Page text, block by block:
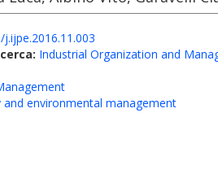
j.ijpe.2016.11.003
Industrial Organization and
and environmental management